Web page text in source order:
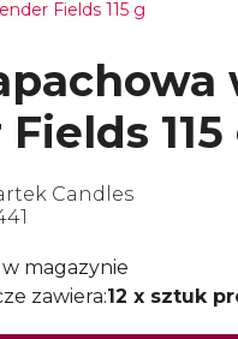
Fields 115 g
115
Candles
magazynie
zawiera:12 x sztuk